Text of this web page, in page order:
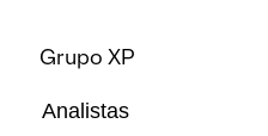
Grupo XP
Analistas